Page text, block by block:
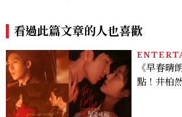
看過此篇文章的人也喜歡
《早春晴
點！井柏